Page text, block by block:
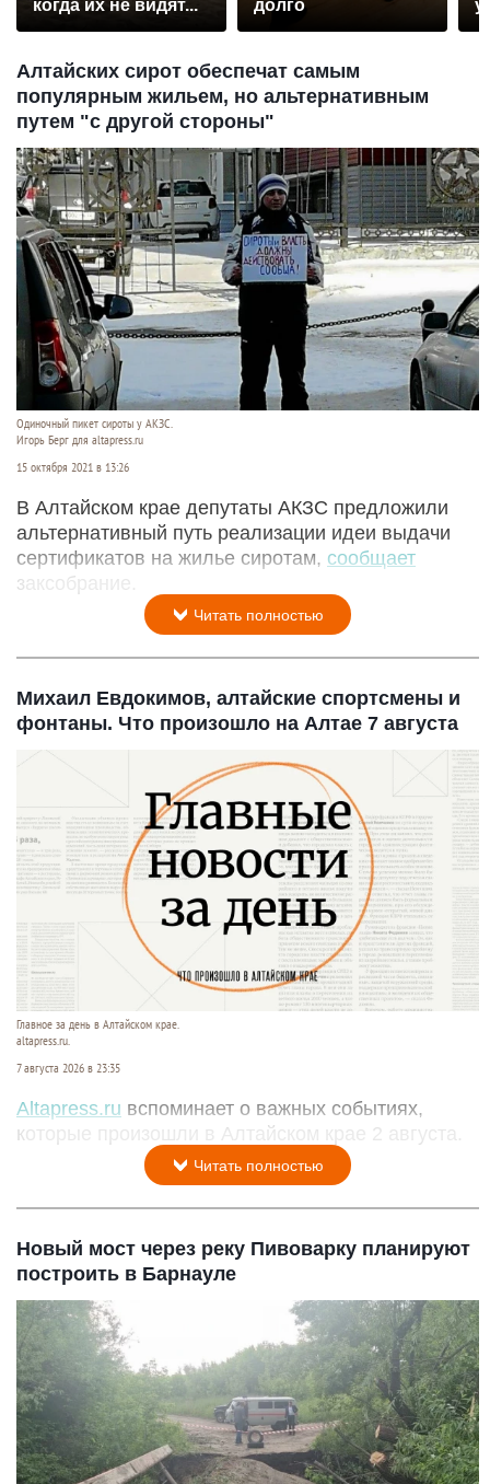
когда их не видят...
долго
Алтайских сирот обеспечат самым
популярным жильем, но альтернативным
путем "с другой стороны"
Одиночный пикет сироты у АКЗС.
Игорь Берг для altapress.ru
15 октября 2021 в 13:26
В Алтайском крае депутаты АКЗС предложили
альтернативный путь реализации идеи выдачи
сертификатов на жилье сиротам, сообщает
заксобрание.
Читать полностью
Михаил Евдокимов, алтайские спортсмены и
фонтаны. Что произошло на Алтае 7 августа
Главное за день в Алтайском крае.
altapress.ru.
7 августа 2026 в 23:35
Altapress.ru вспоминает о важных событиях,
которые произошли в Алтайском крае 2 августа.
Читать полностью
Новый мост через реку Пивоварку планируют
построить в Барнауле